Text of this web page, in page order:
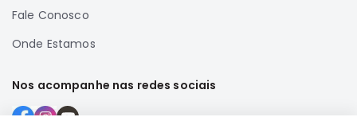
Fale Conosco
Onde Estamos
Nos acompanhe nas redes sociais